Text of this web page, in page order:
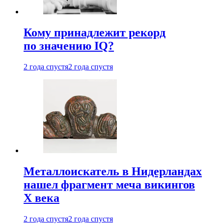
Кому принадлежит рекорд
по значению IQ?
2 года спустя2 года спустя
Металлоискатель в Нидерландах
нашел фрагмент меча викингов
X века
2 года спустя2 года спустя